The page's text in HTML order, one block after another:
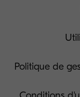
Politique de